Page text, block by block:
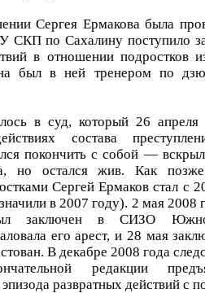
Сергея Ермакова была
СКП по Сахалину поступило
в отношении подростков
был в ней тренером по
в суд, который 26
состава
покончить с собой —
но остался жив. Как позже
Сергей Ермаков стал с
в 2007 году). 2 мая 2008
заключен в СИЗО Южно-
его арест, и 28 мая
В декабре 2008 года
редакции
развратных действий с